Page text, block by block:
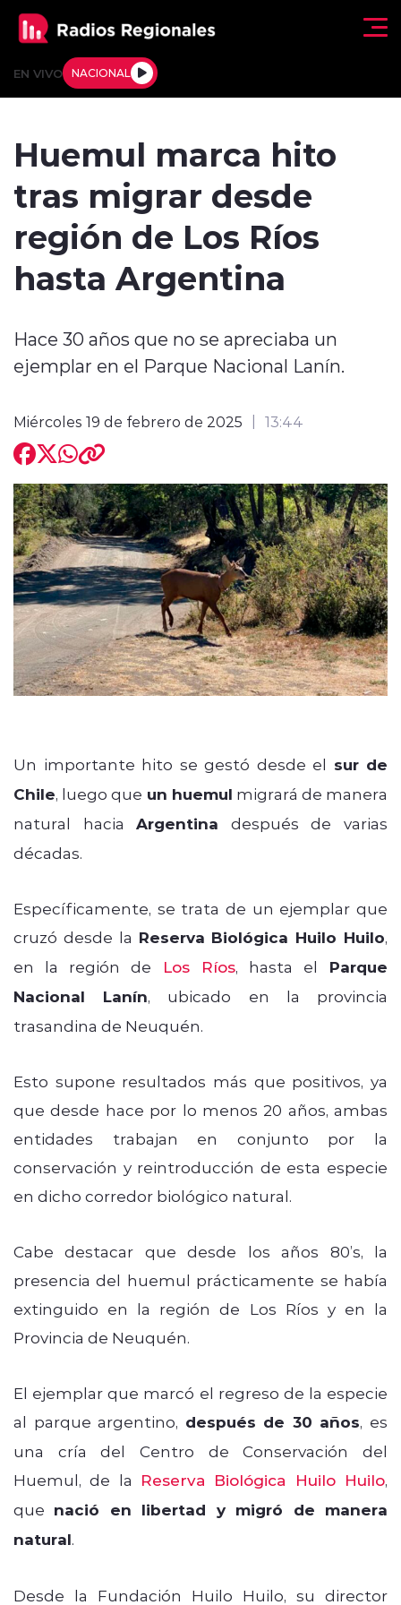
EN VIVO NACIONAL
Tendencias
Deportes
Regiones al Aire
modo claro
Huemul marca hito
tras migrar desde
región de Los Ríos
hasta Argentina
Hace 30 años que no se apreciaba un
ejemplar en el Parque Nacional Lanín.
Miércoles 19 de febrero de 2025 13:44
Un importante hito se gestó desde el sur de
Chile, luego que un huemul migrará de manera
natural haciaArgentina después de varias
décadas.
Específicamente, se trata de un ejemplar que
cruzó desde la Reserva Biológica Huilo Huilo,
en la región de
Los Ríos, hasta el
Parque
Nacional Lanín, ubicado en la provincia
trasandina de Neuquén.
Esto supone resultados más que positivos, ya
que desde hace por lo menos 20 años, ambas
entidades trabajan en conjunto por la
conservación y reintroducción de esta especie
en dicho corredor biológico natural.
Cabe destacar que desde los años 80’s, la
presencia del huemul prácticamente se había
extinguido en la región de Los Ríos y en la
Provincia de Neuquén.
El ejemplar que marcó el regreso de la especie
al parque argentino, después de 30 años, es
una cría del Centro de Conservación del
Huemul, de la Reserva Biológica Huilo Huilo,
que nació en libertad y migró de manera
natural.
Desde la Fundación Huilo Huilo, su director